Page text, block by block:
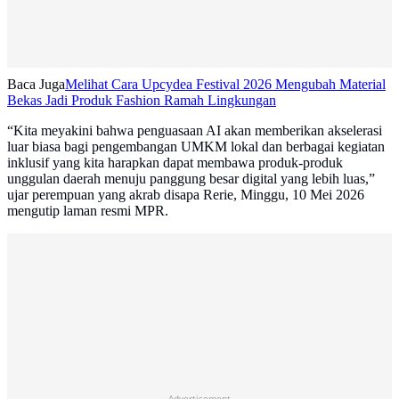
Baca JugaMelihat Cara Upcydea Festival 2026 Mengubah Material
Bekas Jadi Produk Fashion Ramah Lingkungan
“Kita meyakini bahwa penguasaan AI akan memberikan akselerasi
luar biasa bagi pengembangan UMKM lokal dan berbagai kegiatan
inklusif yang kita harapkan dapat membawa produk-produk
unggulan daerah menuju panggung besar digital yang lebih luas,”
ujar perempuan yang akrab disapa Rerie, Minggu, 10 Mei 2026
mengutip laman resmi MPR.